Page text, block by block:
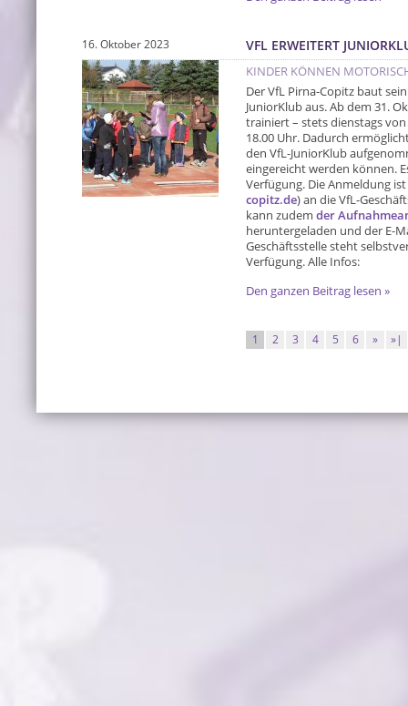
VFL ERWEITERT
16. Oktober 2023
KINDER KÖNNEN
Der VfL Pirna-Copitz baut
JuniorKlub aus. Ab dem 31.
trainiert – stets dienstags von
18.00 Uhr. Dadurch
den VfL-JuniorKlub
eingereicht werden können.
Verfügung. Die Anmeldung ist
copitz.de) an die VfL-
kann zudem der
heruntergeladen und der E-
Geschäftsstelle steht
Verfügung. Alle Infos:
Den ganzen Beitrag lesen »
1 2 3 4 5 6 » »|